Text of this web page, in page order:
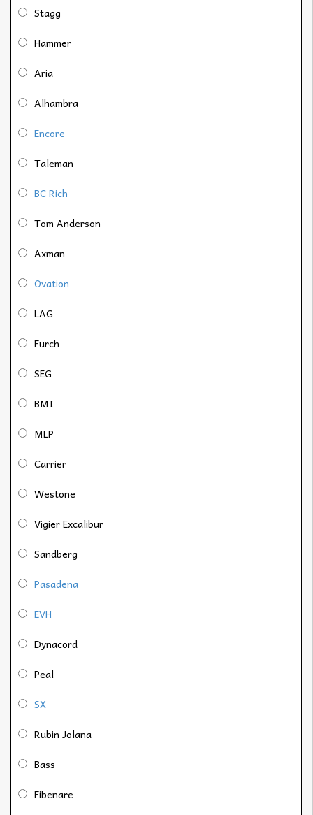
Stagg
Hammer
Aria
Alhambra
Encore
Taleman
BC Rich
Tom Anderson
Axman
Ovation
LAG
Furch
SEG
BMI
MLP
Carrier
Westone
Vigier Excalibur
Sandberg
Pasadena
EVH
Dynacord
Peal
SX
Rubin Jolana
Bass
Fibenare